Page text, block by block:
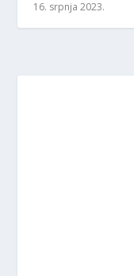
16. srpnja 2023.